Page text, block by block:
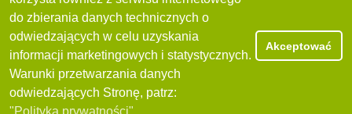
do zbierania danych technicznych o
odwiedzających w celu uzyskania
informacji marketingowych i statystycznych.
Warunki przetwarzania danych
odwiedzających Stronę, patrz:
"Polityka prywatności"
Akceptować